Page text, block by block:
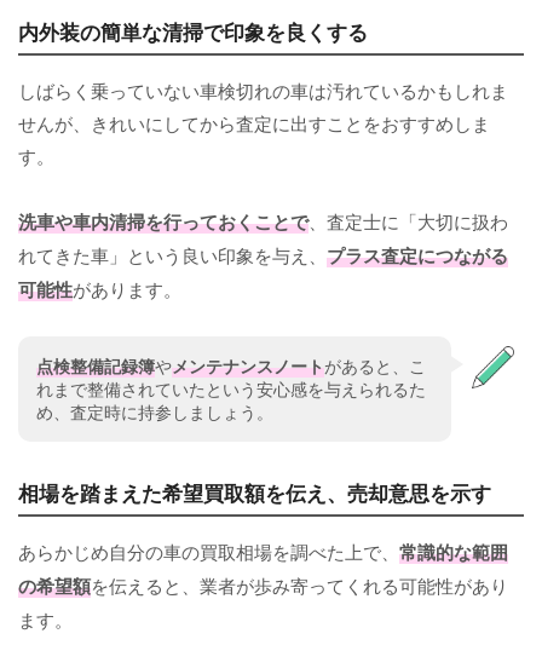
内外装の簡単な清掃で印象を良くする
しばらく乗っていない車検切れの車は汚れているかもしれま
せんが、きれいにしてから査定に出すことをおすすめしま
す。
洗車や車内清掃を行っておくことで、査定士に「大切に扱わ
れてきた車」という良い印象を与え、 プラス査定につながる
可能性があります。
点検整備記録簿やメンテナンスノートがあると、こ
れまで整備されていたという安心感を与えられるた
め、査定時に持参しましょう。
相場を踏まえた希望買取額を伝え、売却意思を示す
あらかじめ自分の車の買取相場を調べた上で、 常識的な範囲
の希望額を伝えると、業者が歩み寄ってくれる可能性があり
ます。